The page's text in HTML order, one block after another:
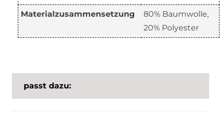
Materialzusammensetzung
80% Baumwolle,
20% Polyester
passt dazu: